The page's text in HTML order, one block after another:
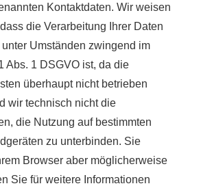
Kontaktdaten. Wir weisen
die Verarbeitung Ihrer Daten
Umständen zwingend im
Abs. 1 DSGVO ist, da die
überhaupt nicht betrieben
wir technisch nicht die
die Nutzung auf bestimmten
zu unterbinden. Sie
Browser aber möglicherweise
Sie für weitere Informationen